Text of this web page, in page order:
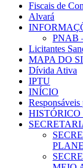
Fiscais de
Alvará
PNAB
Licitantes
MAPA DO
Dívida Ativa
IPTU
INÍCIO